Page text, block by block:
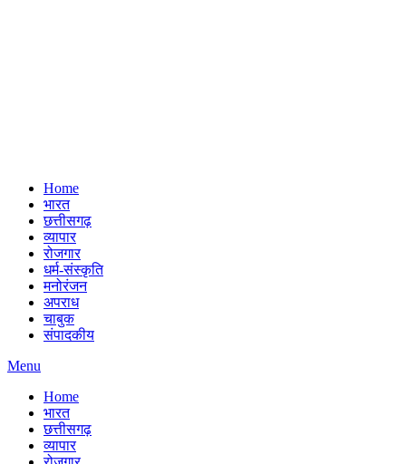
Home
भारत
छत्तीसगढ़
व्यापार
रोजगार
धर्म-संस्कृति
मनोरंजन
अपराध
चाबुक
संपादकीय
Menu
Home
भारत
छत्तीसगढ़
व्यापार